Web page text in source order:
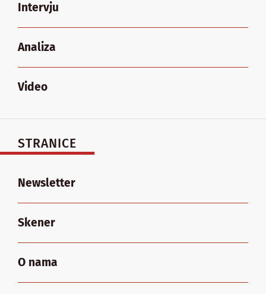
Intervju
Analiza
Video
STRANICE
Newsletter
Skener
O nama